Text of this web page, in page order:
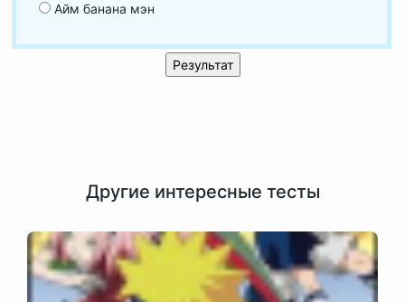
Айм банана мэн
Другие интересные тесты